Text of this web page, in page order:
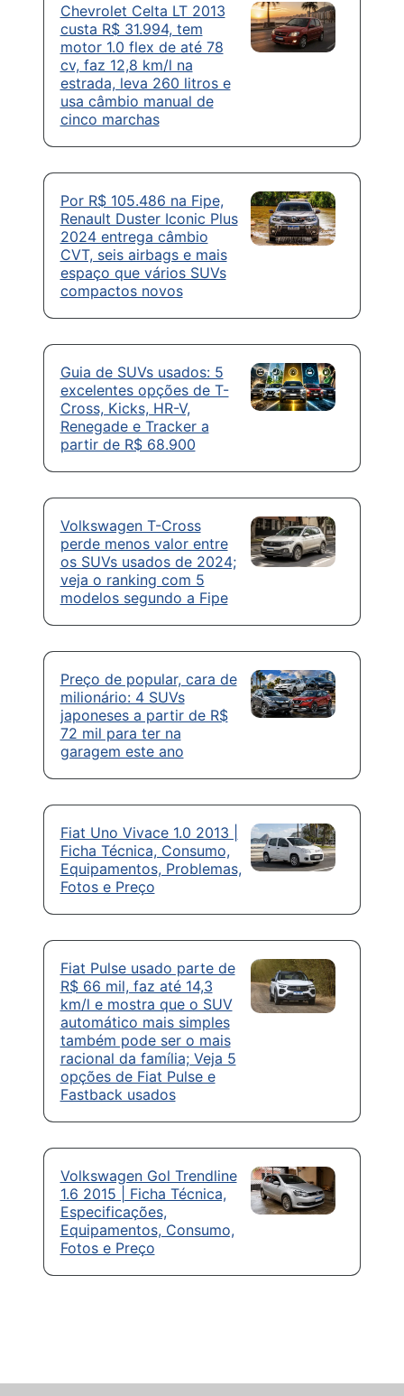
Chevrolet Celta LT 2013
custa R$ 31.994, tem
motor 1.0 flex de até 78
cv, faz 12,8 km/l na
estrada, leva 260 litros e
usa câmbio manual de
cinco marchas
Por R$ 105.486 na Fipe,
Renault Duster Iconic Plus
2024 entrega câmbio
CVT, seis airbags e mais
espaço que vários SUVs
compactos novos
Guia de SUVs usados: 5
excelentes opções de T-
Cross, Kicks, HR-V,
Renegade e Tracker a
partir de R$ 68.900
Volkswagen T-Cross
perde menos valor entre
os SUVs usados de 2024;
veja o ranking com 5
modelos segundo a Fipe
Preço de popular, cara de
milionário: 4 SUVs
japoneses a partir de R$
72 mil para ter na
garagem este ano
Fiat Uno Vivace 1.0 2013 |
Ficha Técnica, Consumo,
Equipamentos, Problemas,
Fotos e Preço
Fiat Pulse usado parte de
R$ 66 mil, faz até 14,3
km/l e mostra que o SUV
automático mais simples
também pode ser o mais
racional da família; Veja 5
opções de Fiat Pulse e
Fastback usados
Volkswagen Gol Trendline
1.6 2015 | Ficha Técnica,
Especificações,
Equipamentos, Consumo,
Fotos e Preço